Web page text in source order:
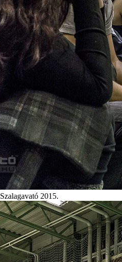
2015.